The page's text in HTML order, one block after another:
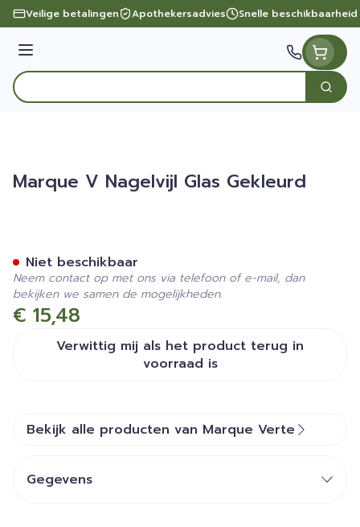
Ga naar de inhoud
Veilige betalingen Apothekersadvies Snelle beschikbaarheid
Menu
Product, merk, categorie...
Zoek
Marque V Nagelvijl Glas Gekleurd
€ 15,48
Verwittig mij als het product terug in
voorraad is
Niet beschikbaar
Neem contact op met ons via telefoon of e-mail, dan
bekijken we samen de mogelijkheden.
Bekijk alle producten van Marque Verte
Gegevens